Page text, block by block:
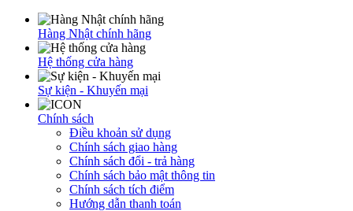
Hàng Nhật chính hãng
Hệ thống cửa hàng
Sự kiện - Khuyến mại
Chính sách
Điều khoản sử dụng
Chính sách giao hàng
Chính sách đổi - trả hàng
Chính sách bảo mật thông tin
Chính sách tích điểm
Hướng dẫn thanh toán